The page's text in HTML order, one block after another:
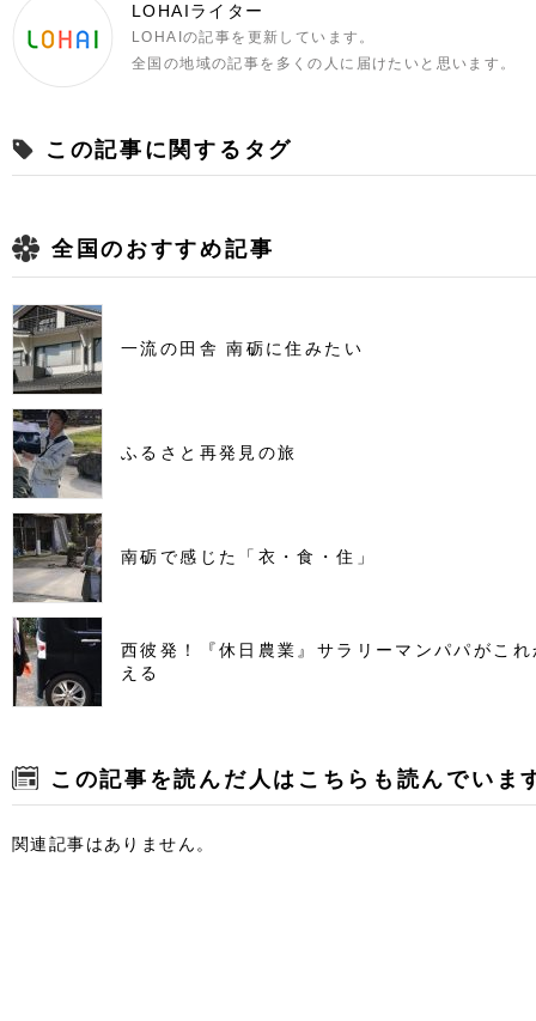
LOHAIライター
LOHAIの記事を更新しています。
全国の地域の記事を多くの人に届けたいと思います。
この記事に関するタグ
全国のおすすめ記事
一流の田舎 南砺に住みたい
ふるさと再発見の旅
南砺で感じた「衣・食・住」
西彼発！『休日農業』サラリーマンパパがこ
える
この記事を読んだ人はこちらも読んでいま
関連記事はありません。